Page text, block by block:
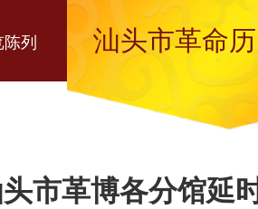
列 汕头市革命
市革博各分馆延